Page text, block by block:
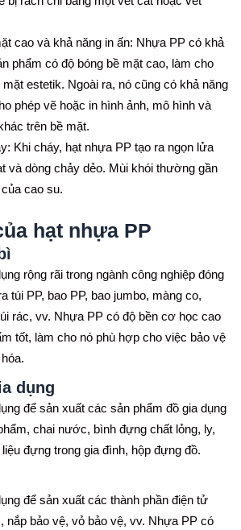
cao và khả năng in ấn: Nhựa PP có khả
phẩm có độ bóng bề mặt cao, làm cho
mặt estetik. Ngoài ra, nó cũng có khả năng
phép vẽ hoặc in hình ảnh, mô hình và
trên bề mặt.
Khi cháy, hạt nhựa PP tạo ra ngọn lửa
và dòng chảy dẻo. Mùi khói thường gần
cao su.
hạt nhựa PP
rộng rãi trong ngành công nghiệp đóng
túi PP, bao PP, bao jumbo, màng co,
rác, vv. Nhựa PP có độ bền cơ học cao
tốt, làm cho nó phù hợp cho việc bảo vệ
dụng
để sản xuất các sản phẩm đồ gia dụng
chai nước, bình đựng chất lỏng, ly,
đựng trong gia đình, hộp đựng đồ.
để sản xuất các thành phần điện tử
nắp bảo vệ, vỏ bảo vệ, vv. Nhựa PP có